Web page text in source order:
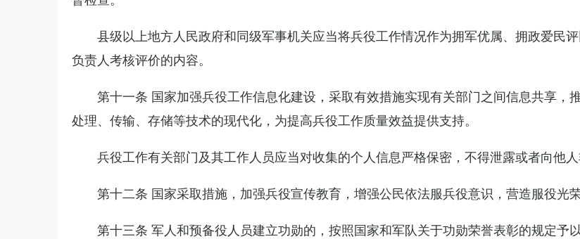
县级以上地方人民政府和同级军事机关应当将兵役工作情况作为拥军优属、拥政爱民
负责人考核评价的内容。
第十一条 国家加强兵役工作信息化建设，采取有效措施实现有关部门之间信息共享，推
处理、传输、存储等技术的现代化，为提高兵役工作质量效益提供支持。
兵役工作有关部门及其工作人员应当对收集的个人信息严格保密，不得泄露或者向他人
第十二条 国家采取措施，加强兵役宣传教育，增强公民依法服兵役意识，营造服役光
第十三条 军人和预备役人员建立功勋的，按照国家和军队关于功勋荣誉表彰的规定予以